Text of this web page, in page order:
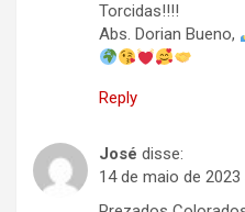
Torcidas!!!!
Abs. Dorian Bueno,
Reply
José disse:
14 de maio de 2023